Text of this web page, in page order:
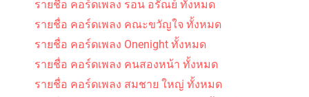
รายชื่อ คอร์ดเพลง รอน อรัณย์ ทั้งหมด
รายชื่อ คอร์ดเพลง คณะขวัญใจ ทั้งหมด
รายชื่อ คอร์ดเพลง Onenight ทั้งหมด
รายชื่อ คอร์ดเพลง คนสองหน้า ทั้งหมด
รายชื่อ คอร์ดเพลง สมชาย ใหญ่ ทั้งหมด